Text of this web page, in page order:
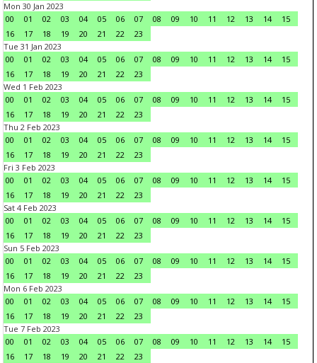
Mon 30 Jan 2023
00
01 02 03 04 05 06 07 08 09 10 11 12 13 14
15
16
17 18 19 20 21 22
23
Tue 31 Jan 2023
00
01 02 03 04 05 06 07 08 09 10 11 12 13 14
15
16
17 18 19 20 21 22
23
Wed 1 Feb 2023
00
01 02 03 04 05 06 07 08 09 10 11 12 13 14
15
16
17 18 19 20 21 22
23
Thu 2 Feb 2023
00
01 02 03 04 05 06 07 08 09 10 11 12 13 14
15
16
17 18 19 20 21 22
23
Fri 3 Feb 2023
00
01 02 03 04 05 06 07 08 09 10 11 12 13 14
15
16
17 18 19 20 21 22
23
Sat 4 Feb 2023
00
01 02 03 04 05 06 07 08 09 10 11 12 13 14
15
16
17 18 19 20 21 22
23
Sun 5 Feb 2023
00
01 02 03 04 05 06 07 08 09 10 11 12 13 14
15
16
17 18 19 20 21 22
23
Mon 6 Feb 2023
00
01 02 03 04 05 06 07 08 09 10 11 12 13 14
15
16
17 18 19 20 21 22
23
Tue 7 Feb 2023
00
01 02 03 04 05 06 07 08 09 10 11 12 13 14
15
16
17 18 19 20 21 22
23